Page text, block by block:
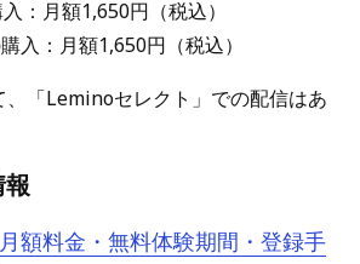
：月額1,650円（税込）
入：月額1,650円（税込）
「Leminoセレクト」での配信はあ
額料金・無料体験期間・登録手